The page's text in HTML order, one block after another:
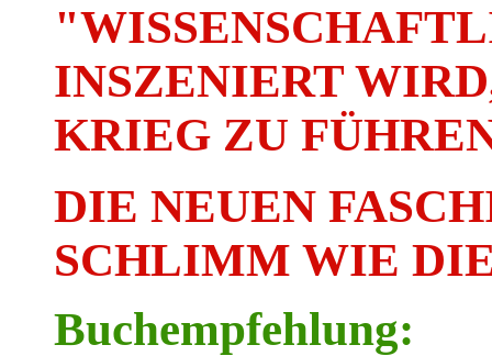
INSZENIERT
KRIEG ZU
DIE NEUEN
SCHLIMM WIE
Buchempfehlung: